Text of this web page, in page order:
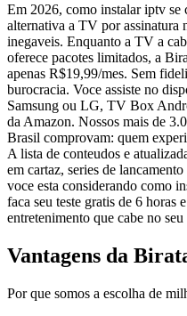
Em 2026, como instalar iptv
alternativa a TV por
inegaveis. Enquanto a TV a
oferece pacotes limitados, a
apenas R$19,99/mes. Sem
burocracia. Voce assiste no
Samsung ou LG, TV Box
da Amazon. Nossos mais de
Brasil comprovam: quem
A lista de conteudos e
em cartaz, series de
voce esta considerando como
faca seu teste gratis de 6 horas
entretenimento que cabe no seu
Vantagens da
Por que somos a escolha de